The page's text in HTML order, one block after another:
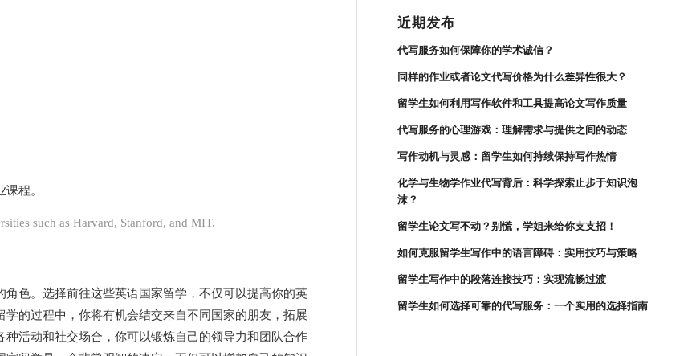
程。
such as Harvard, Stanford, and MIT.
色。选择前往这些英语国家留学，不仅可以提高你的英
的过程中，你将有机会结交来自不同国家的朋友，拓展
活动和社交场合，你可以锻炼自己的领导力和团队合作
近期发布
代写服务如何保障你的学术诚信？
同样的作业或者论文代写价格为什么差异性很大？
留学生如何利用写作软件和工具提高论文写作质量
代写服务的心理游戏：理解需求与提供之间的动态
写作动机与灵感：留学生如何持续保持写作热情
化学与生物学作业代写背后：科学探索止步于知识泡
沫？
留学生论文写不动？别慌，学姐来给你支支招！
如何克服留学生写作中的语言障碍：实用技巧与策略
留学生写作中的段落连接技巧：实现流畅过渡
留学生如何选择可靠的代写服务：一个实用的选择指南